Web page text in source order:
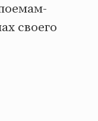
своего